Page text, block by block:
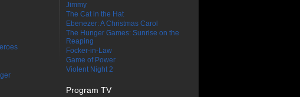
Jimmy
The Cat in the Hat
Ebenezer: A Christmas Carol
The Hunger Games: Sunrise on the
Reaping
Focker-in-Law
Game of Power
Violent Night 2
Program TV